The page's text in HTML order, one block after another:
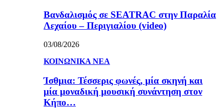
Βανδαλισμός σε SEATRAC στην Παραλία
Λεχαίου – Περιγιαλίου (video)
03/08/2026
ΚΟΙΝΩΝΙΚΑ ΝΕΑ
Ίσθμια: Τέσσερις φωνές, μία σκηνή και
μία μοναδική μουσική συνάντηση στον
Κήπο…